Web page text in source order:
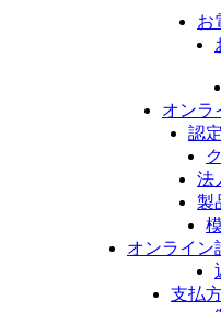
お
オンラ
認
法
製
オンライン
支払